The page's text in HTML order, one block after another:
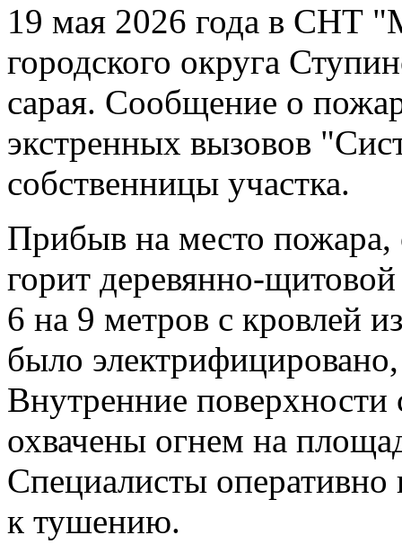
19 мая 2026 года в СНТ
городского округа
сарая. Сообщение о
экстренных вызовов
собственницы участка.
Прибыв на место пожара,
горит деревянно-
6 на 9 метров с кровлей
было
Внутренние
охвачены огнем на
Специалисты оперативно
к тушению.